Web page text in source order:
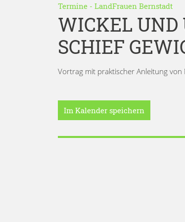
Termine - LandFrauen Bernstadt
WICKEL UND
SCHIEF
Vortrag mit praktischer Anleitung von
Im Kalender speichern